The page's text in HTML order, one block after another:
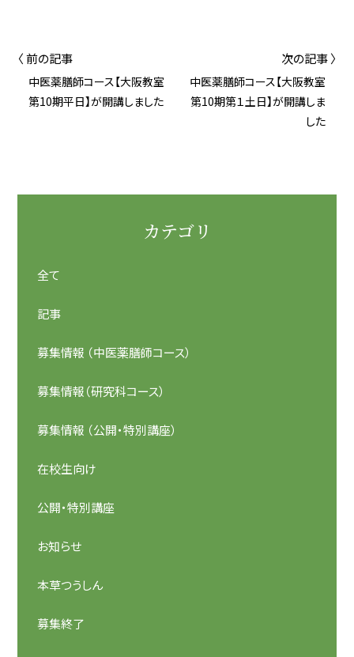
〈 前の記事
中医薬膳師コース【大阪教室
第10期平日】が開講しました
次の記事 〉
中医薬膳師コース【大阪教室
第10期第１土日】が開講しま
した
カテゴリ
全て
記事
募集情報 （中医薬膳師コース）
募集情報（研究科コース）
募集情報 （公開・特別講座）
在校生向け
公開・特別講座
お知らせ
本草つうしん
募集終了